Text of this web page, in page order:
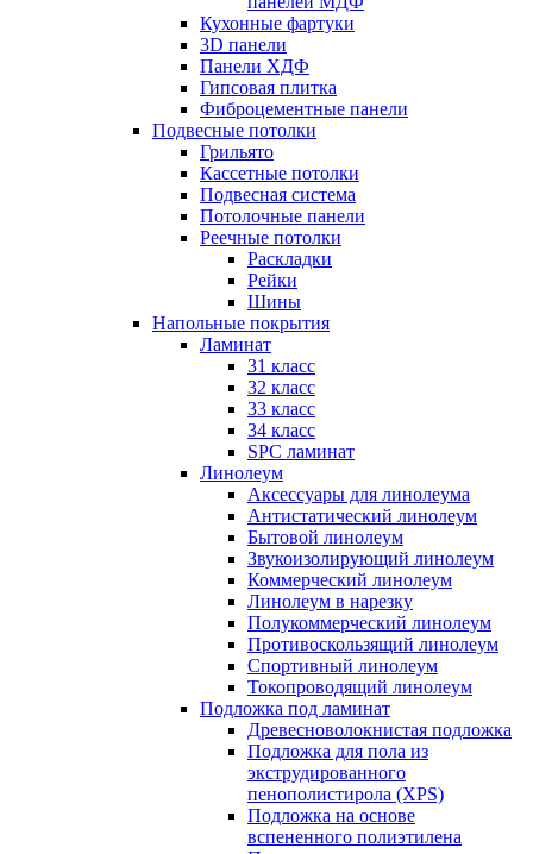
Кухонные фартуки
3D панели
Панели ХДФ
Гипсовая плитка
Фиброцементные панели
Подвесные потолки
Грильято
Кассетные потолки
Подвесная система
Потолочные панели
Реечные потолки
Раскладки
Рейки
Шины
Напольные покрытия
Ламинат
31 класс
32 класс
33 класс
34 класс
SPC ламинат
Линолеум
Аксессуары для линолеума
Антистатический линолеум
Бытовой линолеум
Звукоизолирующий линолеум
Коммерческий линолеум
Линолеум в нарезку
Полукоммерческий линолеум
Противоскользящий линолеум
Спортивный линолеум
Токопроводящий линолеум
Подложка под ламинат
Древесноволокнистая подложка
Подложка для пола из
экструдированного
пенополистирола (XPS)
Подложка на основе
вспененного полиэтилена